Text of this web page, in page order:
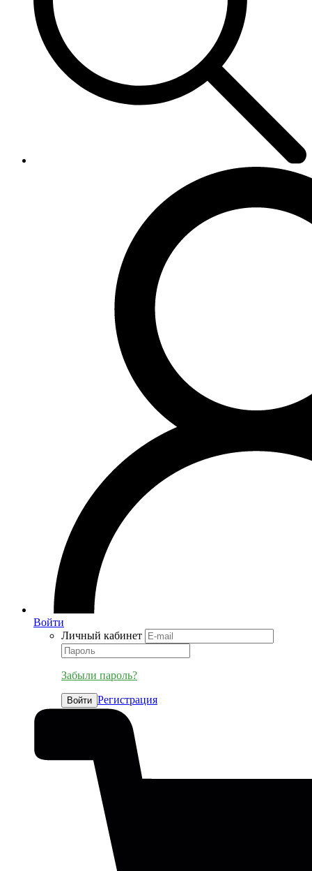
Войти
Личный кабинет
Забыли пароль?
Войти Регистрация